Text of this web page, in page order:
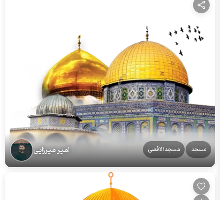
مسجد مسجد الاقصی امیر میرزایی